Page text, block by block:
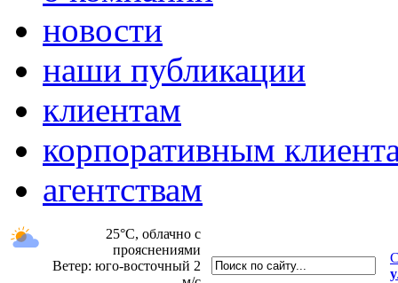
новости
наши публикации
клиентам
корпоративным
агентствам
25°C, облачно с
прояснениями
Ветер: юго-восточный 2